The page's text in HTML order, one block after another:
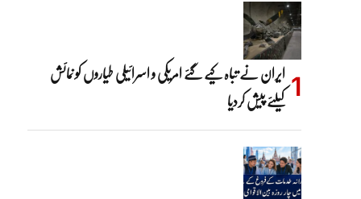
ایران نے تباہ کیے گئے امریکی و اسرائیلی طیاروں کو نمائش
کیلئے پیش کردیا